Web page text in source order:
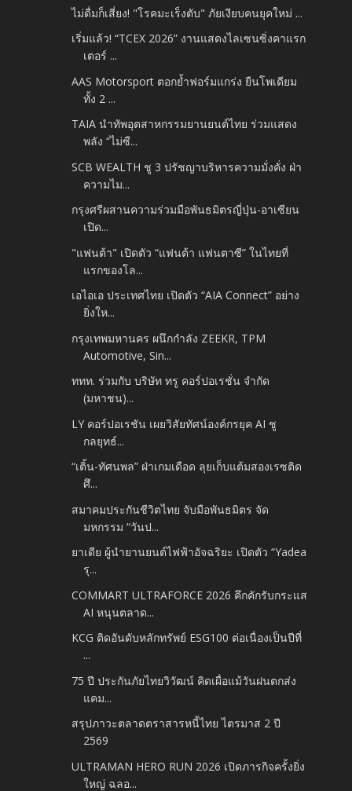
ไม่ดื่มก็เสี่ยง! "โรคมะเร็งตับ" ภัยเงียบคนยุคใหม่ ...
เริ่มแล้ว! “TCEX 2026” งานแสดงไลเซนซิ่งคาแรก
เตอร์ ...
AAS Motorsport ตอกย้ำฟอร์มแกร่ง ยืนโพเดียม
ทั้ง 2 ...
TAIA นำทัพอุตสาหกรรมยานยนต์ไทย ร่วมแสดง
พลัง “ไม่ซื...
SCB WEALTH ชู 3 ปรัชญาบริหารความมั่งคั่ง ฝ่า
ความไม...
กรุงศรีผสานความร่วมมือพันธมิตรญี่ปุ่น-อาเซียน
เปิด...
"แฟนต้า" เปิดตัว “แฟนต้า แฟนตาซี” ในไทยที่
แรกของโล...
เอไอเอ ประเทศไทย เปิดตัว “AIA Connect” อย่าง
ยิ่งให...
กรุงเทพมหานคร ผนึกกำลัง ZEEKR, TPM
Automotive, Sin...
ททท. ร่วมกับ บริษัท ทรู คอร์ปอเรชั่น จำกัด
(มหาชน)...
LY คอร์ปอเรชัน เผยวิสัยทัศน์องค์กรยุค AI ชู
กลยุทธ์...
“เติ้น-ทัศนพล” ฝ่าเกมเดือด ลุยเก็บแต้มสองเรซติด
ศึ...
สมาคมประกันชีวิตไทย จับมือพันธมิตร จัด
มหกรรม “วันป...
ยาเดีย ผู้นำยานยนต์ไฟฟ้าอัจฉริยะ เปิดตัว “Yadea
รุ...
COMMART ULTRAFORCE 2026 คึกคักรับกระแส
AI หนุนตลาด...
KCG ติดอันดับหลักทรัพย์ ESG100 ต่อเนื่องเป็นปีที่
...
75 ปี ประกันภัยไทยวิวัฒน์ คิดเผื่อแม้วันฝนตกส่ง
แคม...
สรุปภาวะตลาดตราสารหนี้ไทย ไตรมาส 2 ปี
2569
ULTRAMAN HERO RUN 2026 เปิดภารกิจครั้งยิ่ง
ใหญ่ ฉลอ...